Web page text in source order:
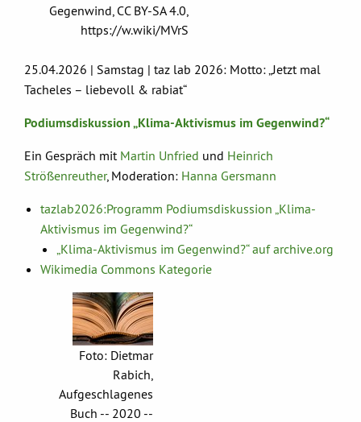
Gegenwind, CC BY-SA 4.0,
https://w.wiki/MVrS
25.04.2026 | Samstag | taz lab 2026: Motto: „Jetzt mal
Tacheles – liebevoll & rabiat“
Podiumsdiskussion „Klima-Aktivismus im Gegenwind?“
Ein Gespräch mit Martin Unfried und Heinrich
Strößenreuther, Moderation: Hanna Gersmann
tazlab2026:Programm Podiumsdiskussion „Klima-
Aktivismus im Gegenwind?“
„Klima-Aktivismus im Gegenwind?“ auf archive.org
Wikimedia Commons Kategorie
Foto: Dietmar
Rabich,
Aufgeschlagenes
Buch -- 2020 --